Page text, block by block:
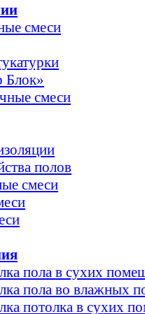
смеси
Блок»
смеси
полов
смеси
пола в сухих
пола во влажных
потолка в сухих